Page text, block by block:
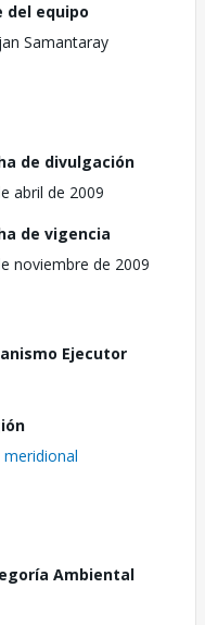
del equipo
Samantaray
de divulgación
abril de 2009
de vigencia
noviembre de 2009
Ejecutor
meridional
Ambiental